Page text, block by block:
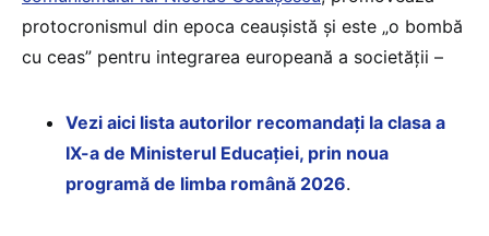
protocronismul din epoca ceaușistă și este „o bombă
cu ceas” pentru integrarea europeană a societății –
Vezi aici lista autorilor recomandați la clasa a
IX-a de Ministerul Educației, prin noua
programă de limba română 2026.